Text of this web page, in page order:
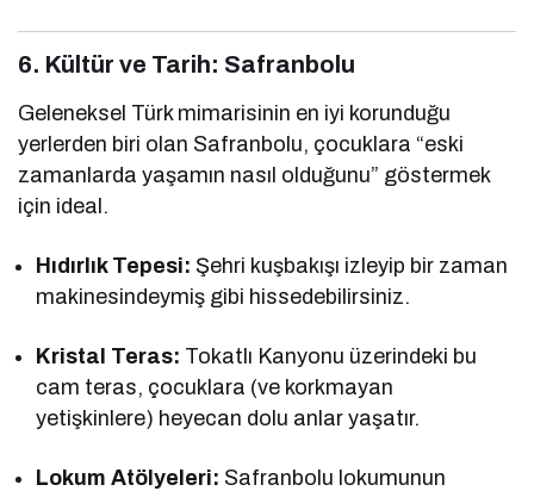
6. Kültür ve Tarih: Safranbolu
Geleneksel Türk mimarisinin en iyi korunduğu
yerlerden biri olan Safranbolu, çocuklara “eski
zamanlarda yaşamın nasıl olduğunu” göstermek
için ideal.
Hıdırlık Tepesi: Şehri kuşbakışı izleyip bir zaman
makinesindeymiş gibi hissedebilirsiniz.
Kristal Teras: Tokatlı Kanyonu üzerindeki bu
cam teras, çocuklara (ve korkmayan
yetişkinlere) heyecan dolu anlar yaşatır.
Lokum Atölyeleri: Safranbolu lokumunun